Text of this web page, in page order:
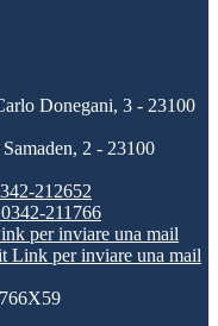
Donegani, 3 - 23100
2 - 23100
212652
211766
per inviare una mail
Link per inviare una mail